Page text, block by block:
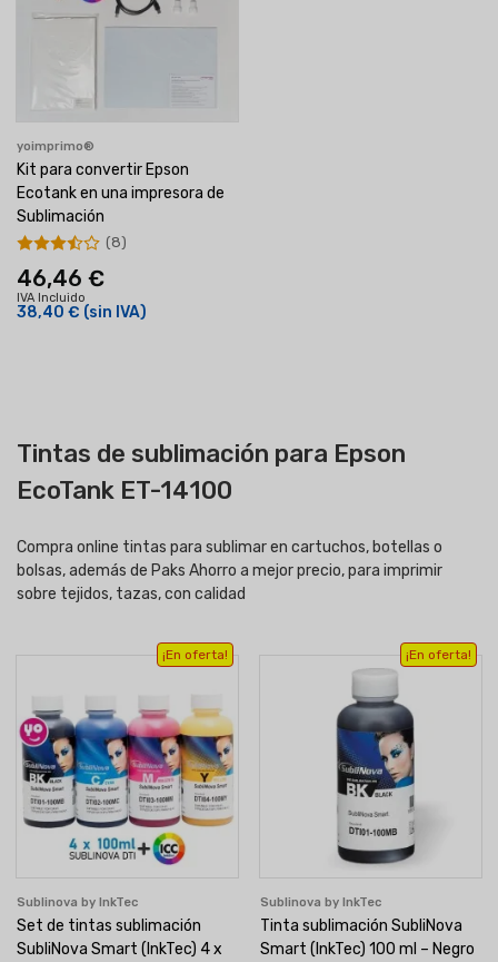
yoimprimo®
Kit para convertir Epson
Ecotank en una impresora de
Sublimación
46,46 €
IVA Incluido
38,40 € (sin IVA)
(8)
Tintas de sublimación para Epson
EcoTank ET-14100
Compra online tintas para sublimar en cartuchos, botellas o
bolsas, además de Paks Ahorro a mejor precio, para imprimir
sobre tejidos, tazas, con calidad
¡En oferta!
Sublinova by InkTec
Set de tintas sublimación
SubliNova Smart (InkTec) 4 x
¡En oferta!
Sublinova by InkTec
Tinta sublimación SubliNova
Smart (InkTec) 100 ml – Negro